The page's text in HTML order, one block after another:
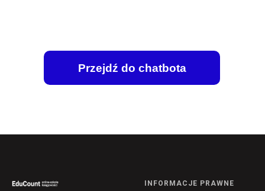
Przejdź do chatbota
INFORMACJE PRAWNE